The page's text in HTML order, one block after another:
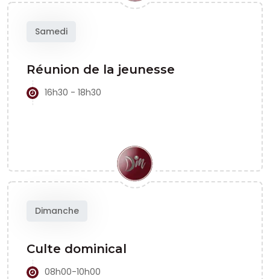
Samedi
Réunion de la jeunesse
16h30 - 18h30
Dimanche
Culte dominical
08h00-10h00